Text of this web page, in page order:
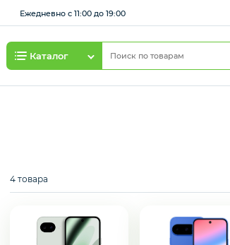
Ежедневно с 11:00 до 19:00
Каталог
4 товара